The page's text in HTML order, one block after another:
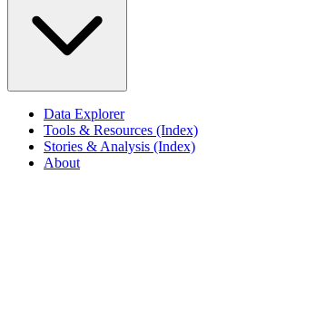
Data Explorer
Tools & Resources (Index)
Stories & Analysis (Index)
About